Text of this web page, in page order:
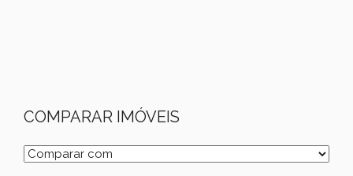
COMPARAR IMÓVEIS